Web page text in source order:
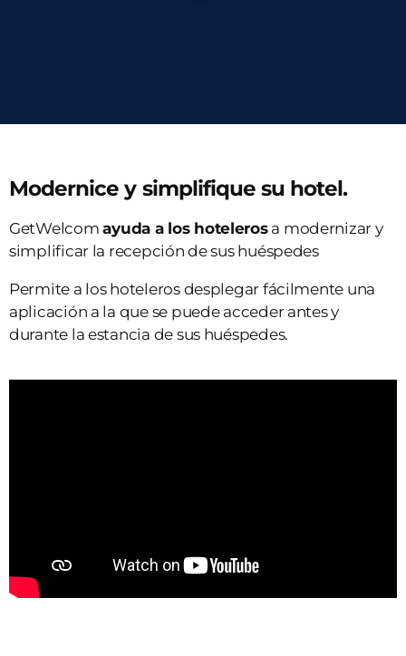
Modernice y simplifique su hotel.
GetWelcomayuda a los hotelerosa modernizar y
simplificar la recepción de sus huéspedes
Permite a los hoteleros desplegar fácilmente una
aplicación a la que se puede acceder antes y
durante la estancia de sus huéspedes.